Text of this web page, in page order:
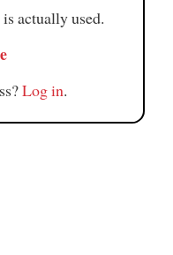
actually used.
Log in.